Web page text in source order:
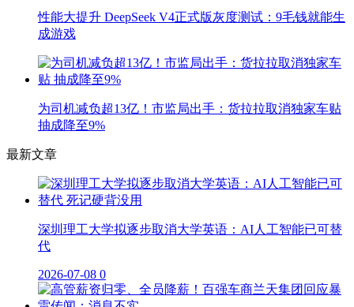
性能大提升 DeepSeek V4正式版灰度测试：9毛钱就能生
成游戏
为司机减负超13亿！市监局出手：货拉拉取消独家车贴
抽成降至9%
最新文章
深圳理工大学拟逐步取消大学英语：AI人工智能已可替
代
2026-07-08 0